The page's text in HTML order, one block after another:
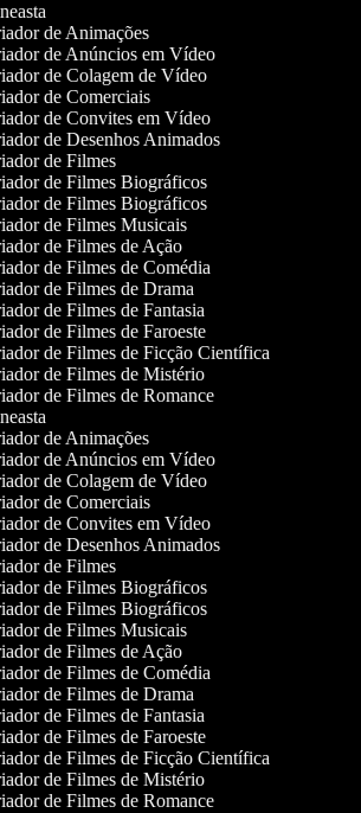
de Animações
de Anúncios em Vídeo
de Colagem de Vídeo
de Comerciais
de Convites em Vídeo
de Desenhos Animados
de Filmes
de Filmes Biográficos
de Filmes Biográficos
de Filmes Musicais
de Filmes de Ação
de Filmes de Comédia
de Filmes de Drama
de Filmes de Fantasia
de Filmes de Faroeste
de Filmes de Ficção Científica
de Filmes de Mistério
de Filmes de Romance
de Animações
de Anúncios em Vídeo
de Colagem de Vídeo
de Comerciais
de Convites em Vídeo
de Desenhos Animados
de Filmes
de Filmes Biográficos
de Filmes Biográficos
de Filmes Musicais
de Filmes de Ação
de Filmes de Comédia
de Filmes de Drama
de Filmes de Fantasia
de Filmes de Faroeste
de Filmes de Ficção Científica
de Filmes de Mistério
de Filmes de Romance